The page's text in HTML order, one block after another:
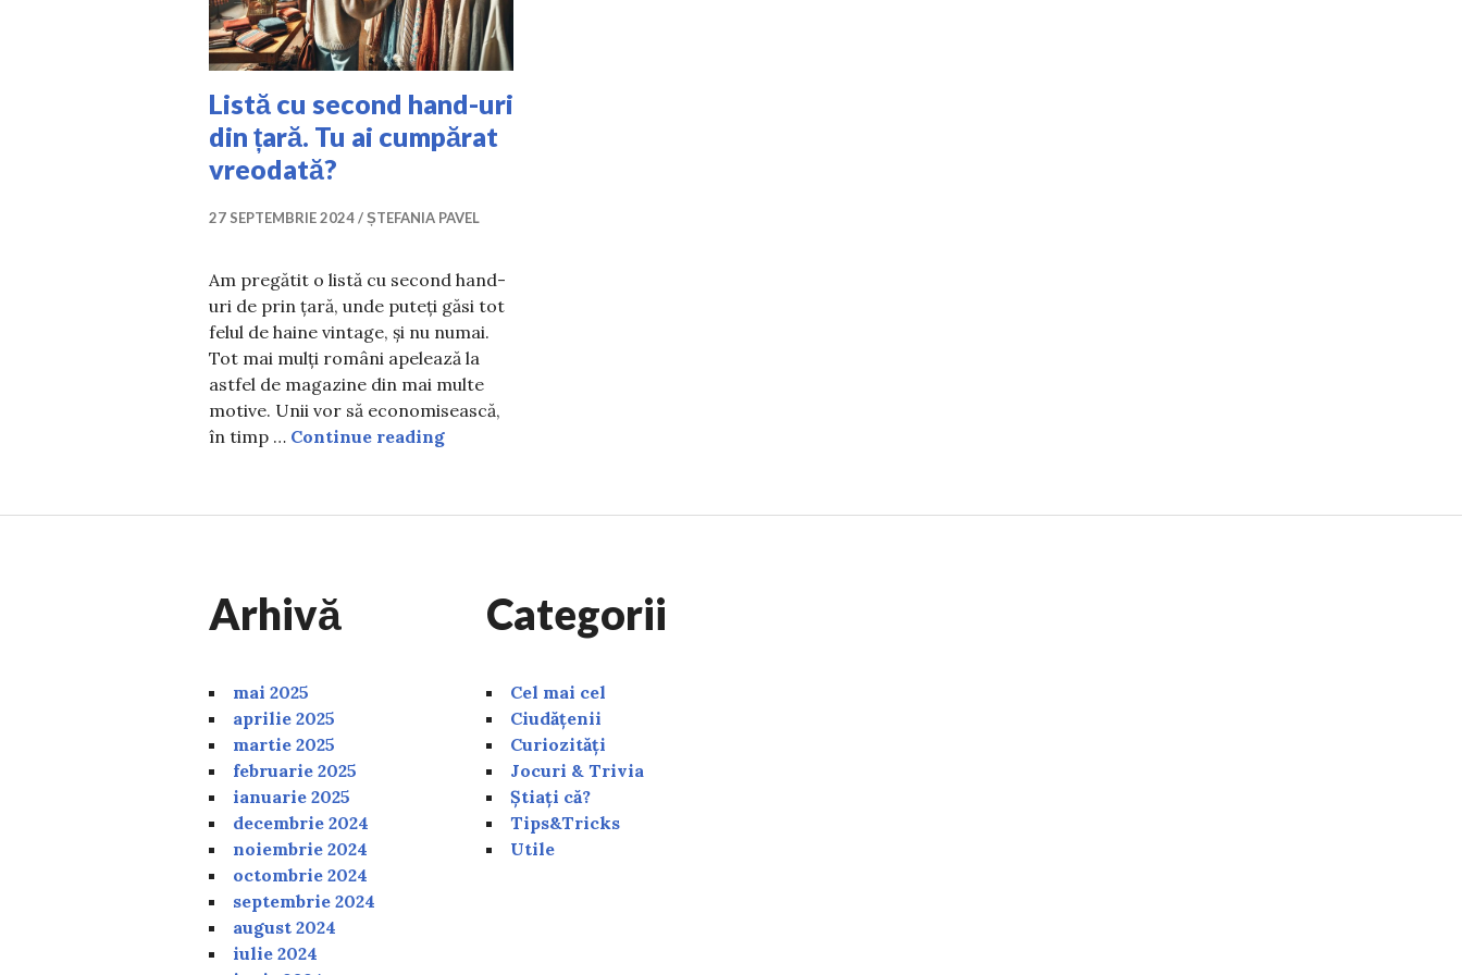
Listă cu second hand-uri
din țară. Tu ai cumpărat
vreodată?
27 SEPTEMBRIE 2024 ȘTEFANIA PAVEL
Am pregătit o listă cu second hand-
uri de prin țară, unde puteți găsi tot
felul de haine vintage, și nu numai.
Tot mai mulți români apelează la
astfel de magazine din mai multe
motive. Unii vor să economisească,
în timp … Continue readingListă cu second hand-uri din țară. Tu ai cumpărat vreodată?
Arhivă
mai 2025
aprilie 2025
martie 2025
februarie 2025
ianuarie 2025
decembrie 2024
noiembrie 2024
octombrie 2024
septembrie 2024
august 2024
iulie 2024
Categorii
Cel mai cel
Ciudățenii
Curiozități
Jocuri & Trivia
Știați că?
Tips&Tricks
Utile